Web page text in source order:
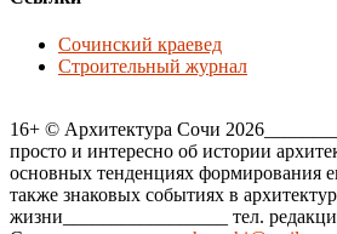
Сочинский краевед
Строительный журнал
16+ © Архитектура Сочи
просто и интересно об истории
основных тенденциях формирования
также знаковых событиях в
жизни_________________ тел.